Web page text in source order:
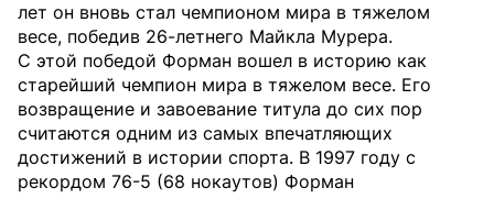
лет он вновь стал чемпионом мира в тяжелом
весе, победив 26-летнего Майкла Мурера.
С этой победой Форман вошел в историю как
старейший чемпион мира в тяжелом весе. Его
возвращение и завоевание титула до сих пор
считаются одним из самых впечатляющих
достижений в истории спорта. В 1997 году с
рекордом 76-5 (68 нокаутов) Форман